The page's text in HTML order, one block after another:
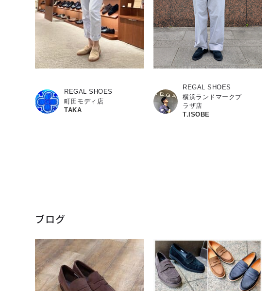
REGAL SHOES
町田モディ店
TAKA
REGAL SHOES
横浜ランドマークプ
ラザ店
T.ISOBE
ブログ